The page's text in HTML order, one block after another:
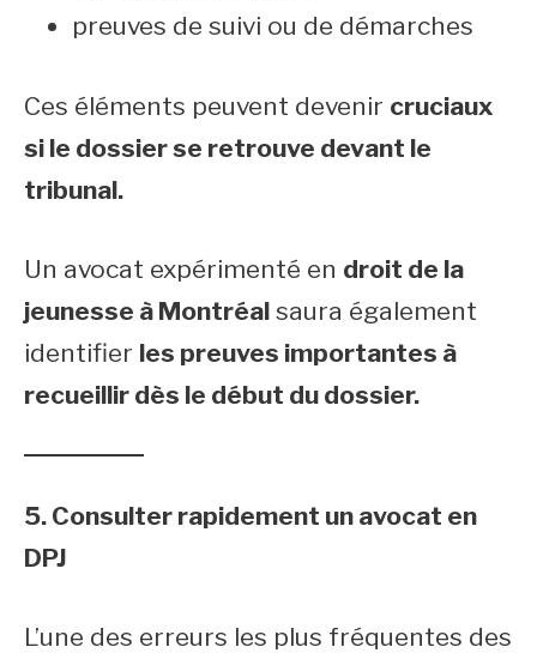
preuves de suivi ou de démarches
Ces éléments peuvent devenir cruciaux
si le dossier se retrouve devant le
tribunal.
Un avocat expérimenté en droit de la
jeunesse à Montréal saura également
identifier les preuves importantes à
recueillir dès le début du dossier.
5. Consulter rapidement un avocat en
DPJ
L’une des erreurs les plus fréquentes des